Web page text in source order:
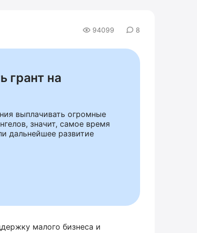
94099 8
грант на
выплачивать огромные
значит, самое время
дальнейшее развитие
малого бизнеса и